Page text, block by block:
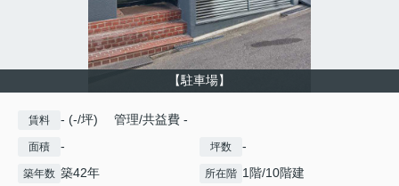
【駐車場】
賃料 - (-/坪) 管理/共益費 -
面積 - 坪数 -
築年数 築42年 所在階 1階/10階建